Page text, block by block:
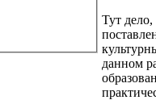
Тут
данном